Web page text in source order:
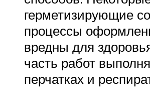
герметизирующие
процессы
вредны для
часть работ
перчатках и